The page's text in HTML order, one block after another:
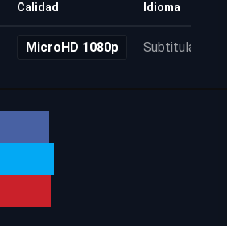
Calidad Idioma
MicroHD 1080p Subtitulada